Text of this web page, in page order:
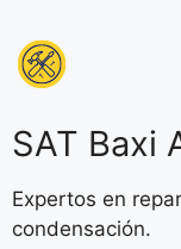
SAT Baxi
Expertos en
condensación.